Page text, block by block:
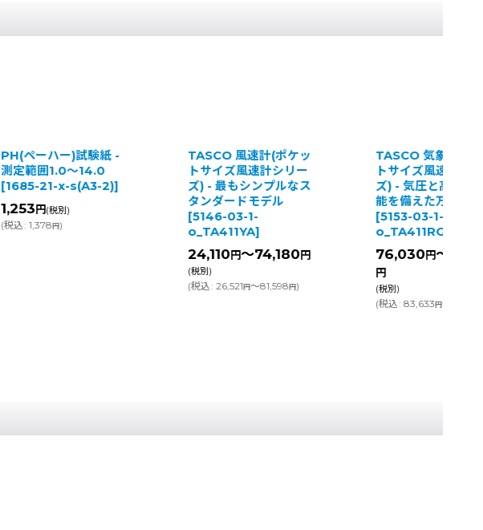
PH(ペーハー)試験紙 -
測定範囲1.0〜14.0
[1685-21-x-s(A3-2)]
1,253円(税別)
(税込 : 1,378円)
TASCO 風速計(ポケッ
トサイズ風速計シリー
ズ) - 最もシンプルなス
タンダードモデル
[5146-03-1-
o_TA411YA]
24,110円～74,180円
(税別)
(税込 : 26,521円～81,598円)
TASCO 気象計(ポ
トサイズ風速計シ
ズ) - 気圧と高度測
能を備えた万能モ
[5153-03-1-
o_TA411RG
76,030円～
円
(税別)
(税込 : 83,633円～